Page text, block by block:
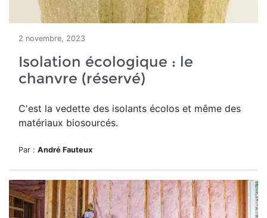
2 novembre, 2023
Isolation écologique : le
chanvre (réservé)
C'est la vedette des isolants écolos et même des
matériaux biosourcés.
Par : André Fauteux